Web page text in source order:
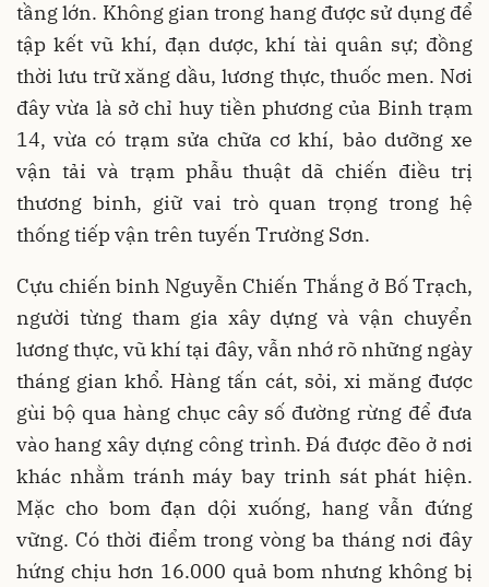
tầng lớn. Không gian trong hang được sử dụng để
tập kết vũ khí, đạn dược, khí tài quân sự; đồng
thời lưu trữ xăng dầu, lương thực, thuốc men. Nơi
đây vừa là sở chỉ huy tiền phương của Binh trạm
14, vừa có trạm sửa chữa cơ khí, bảo dưỡng xe
vận tải và trạm phẫu thuật dã chiến điều trị
thương binh, giữ vai trò quan trọng trong hệ
thống tiếp vận trên tuyến Trường Sơn.
Cựu chiến binh Nguyễn Chiến Thắng ở Bố Trạch,
người từng tham gia xây dựng và vận chuyển
lương thực, vũ khí tại đây, vẫn nhớ rõ những ngày
tháng gian khổ. Hàng tấn cát, sỏi, xi măng được
gùi bộ qua hàng chục cây số đường rừng để đưa
vào hang xây dựng công trình. Đá được đẽo ở nơi
khác nhằm tránh máy bay trinh sát phát hiện.
Mặc cho bom đạn dội xuống, hang vẫn đứng
vững. Có thời điểm trong vòng ba tháng nơi đây
hứng chịu hơn 16.000 quả bom nhưng không bị